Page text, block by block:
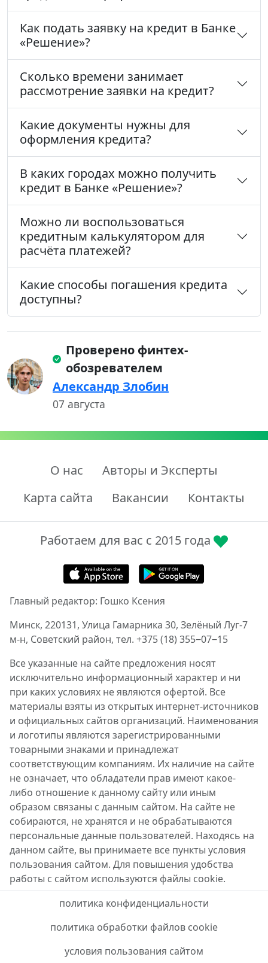
Как подать заявку на кредит в Банке
«Решение»?
Сколько времени занимает
рассмотрение заявки на кредит?
Какие документы нужны для
оформления кредита?
В каких городах можно получить
кредит в Банке «Решение»?
Можно ли воспользоваться
кредитным калькулятором для
расчёта платежей?
Какие способы погашения кредита
доступны?
Проверено финтех-
обозревателем
Александр Злобин
07 августа
О нас
Авторы и Эксперты
Карта сайта
Вакансии Контакты
Работаем для вас с 2015 года
Главный редактор: Гошко Ксения
Минск, 220131, Улица Гамарника 30, Зелёный Луг-7
м-н, Советский район, тел. +375 (18) 355‒07‒15
Все указанные на сайте предложения носят
исключительно информационный характер и ни
при каких условиях не являются офертой. Все
материалы взяты из открытых интернет-источников
и официальных сайтов организаций. Наименования
и логотипы являются зарегистрированными
товарными знаками и принадлежат
соответствующим компаниям. Их наличие на сайте
не означает, что обладатели прав имеют какое-
либо отношение к данному сайту или иным
образом связаны с данным сайтом. На сайте не
собираются, не хранятся и не обрабатываются
персональные данные пользователей. Находясь на
данном сайте, вы принимаете все пункты условия
пользования сайтом. Для повышения удобства
работы с сайтом используются файлы cookie.
политика конфиденциальности
политика обработки файлов cookie
условия пользования сайтом